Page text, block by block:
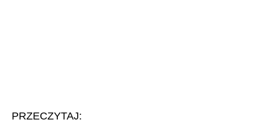
PRZECZYTAJ: